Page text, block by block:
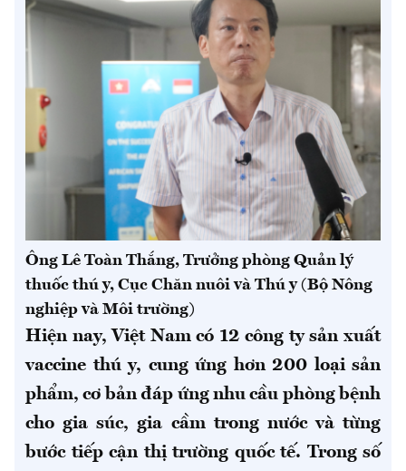
Ông Lê Toàn Thắng, Trưởng phòng Quản lý
thuốc thú y, Cục Chăn nuôi và Thú y (Bộ Nông
nghiệp và Môi trường)
Hiện nay, Việt Nam có 12 công ty sản xuất
vaccine thú y, cung ứng hơn 200 loại sản
phẩm, cơ bản đáp ứng nhu cầu phòng bệnh
cho gia súc, gia cầm trong nước và từng
bước tiếp cận thị trường quốc tế. Trong số